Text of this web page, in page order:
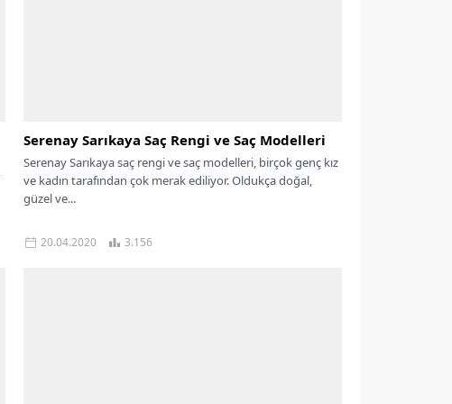
Serenay Sarıkaya Saç Rengi ve Saç Modelleri
Serenay Sarıkaya saç rengi ve saç modelleri, birçok genç kız
ve kadın tarafından çok merak ediliyor. Oldukça doğal,
güzel ve...
20.04.2020 3.156